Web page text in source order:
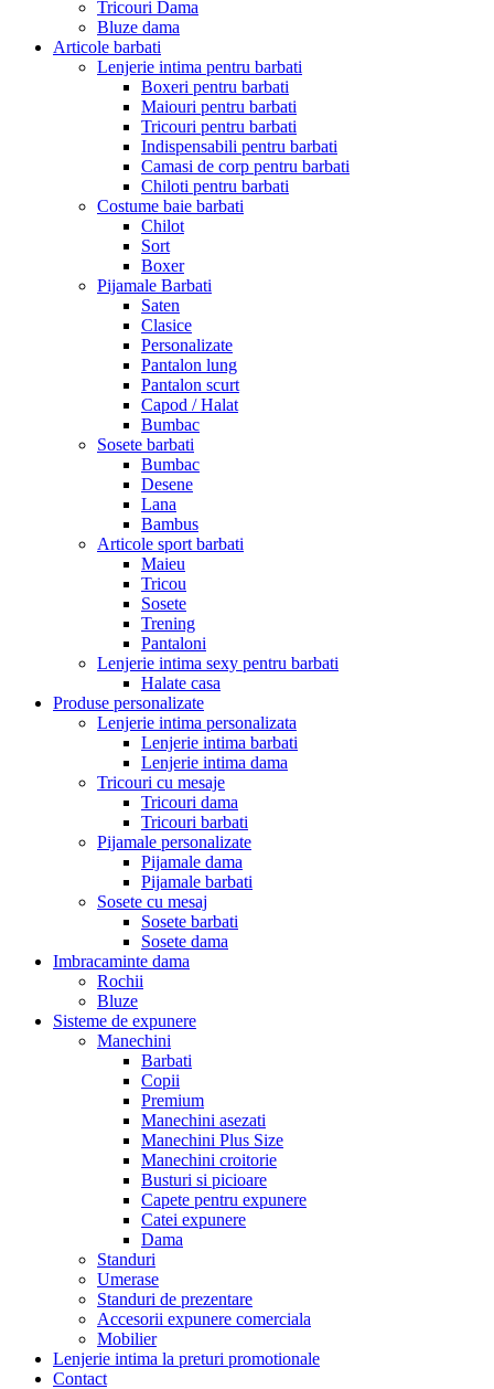
Tricouri Dama
Bluze dama
Articole barbati
Lenjerie intima pentru barbati
Boxeri pentru barbati
Maiouri pentru barbati
Tricouri pentru barbati
Indispensabili pentru barbati
Camasi de corp pentru barbati
Chiloti pentru barbati
Costume baie barbati
Chilot
Sort
Boxer
Pijamale Barbati
Saten
Clasice
Personalizate
Pantalon lung
Pantalon scurt
Capod / Halat
Bumbac
Sosete barbati
Bumbac
Desene
Lana
Bambus
Articole sport barbati
Maieu
Tricou
Sosete
Trening
Pantaloni
Lenjerie intima sexy pentru barbati
Halate casa
Produse personalizate
Lenjerie intima personalizata
Lenjerie intima barbati
Lenjerie intima dama
Tricouri cu mesaje
Tricouri dama
Tricouri barbati
Pijamale personalizate
Pijamale dama
Pijamale barbati
Sosete cu mesaj
Sosete barbati
Sosete dama
Imbracaminte dama
Rochii
Bluze
Sisteme de expunere
Manechini
Barbati
Copii
Premium
Manechini asezati
Manechini Plus Size
Manechini croitorie
Busturi si picioare
Capete pentru expunere
Catei expunere
Dama
Standuri
Umerase
Standuri de prezentare
Accesorii expunere comerciala
Mobilier
Lenjerie intima la preturi promotionale
Contact